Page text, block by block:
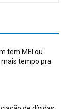
tem MEI ou
tempo pra